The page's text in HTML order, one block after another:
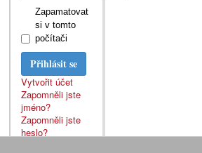
Zapamatovat
si v tomto
počítači
Přihlásit se
Vytvořit účet
Zapomněli jste
jméno?
Zapomněli jste
heslo?